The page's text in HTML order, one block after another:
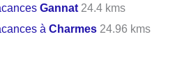
Gannat 24.4 kms
àCharmes 24.96 kms